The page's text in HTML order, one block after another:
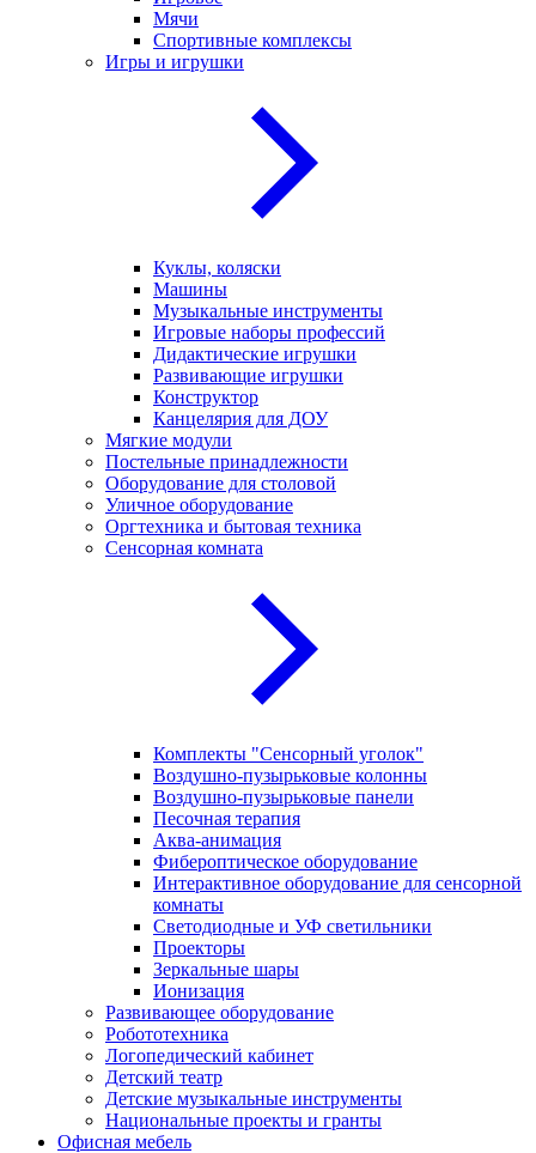
Мячи
Спортивные комплексы
Игры и игрушки
Куклы, коляски
Машины
Музыкальные инструменты
Игровые наборы профессий
Дидактические игрушки
Развивающие игрушки
Конструктор
Канцелярия для ДОУ
Мягкие модули
Постельные принадлежности
Оборудование для столовой
Уличное оборудование
Оргтехника и бытовая техника
Сенсорная комната
Комплекты "Сенсорный уголок"
Воздушно-пузырьковые колонны
Воздушно-пузырьковые панели
Песочная терапия
Аква-анимация
Фибероптическое оборудование
Интерактивное оборудование для сенсорной
комнаты
Светодиодные и УФ светильники
Проекторы
Зеркальные шары
Ионизация
Развивающее оборудование
Робототехника
Логопедический кабинет
Детский театр
Детские музыкальные инструменты
Национальные проекты и гранты
Офисная мебель